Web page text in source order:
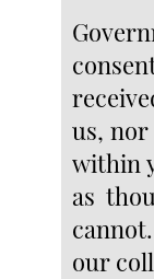
us, nor
within
as
our